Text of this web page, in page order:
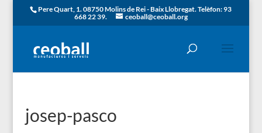
Pere Quart, 1. 08750 Molins de Rei - Baix Llobregat. Telèfon: 93
668 22 39.
ceoball@ceoball.org
josep-pasco